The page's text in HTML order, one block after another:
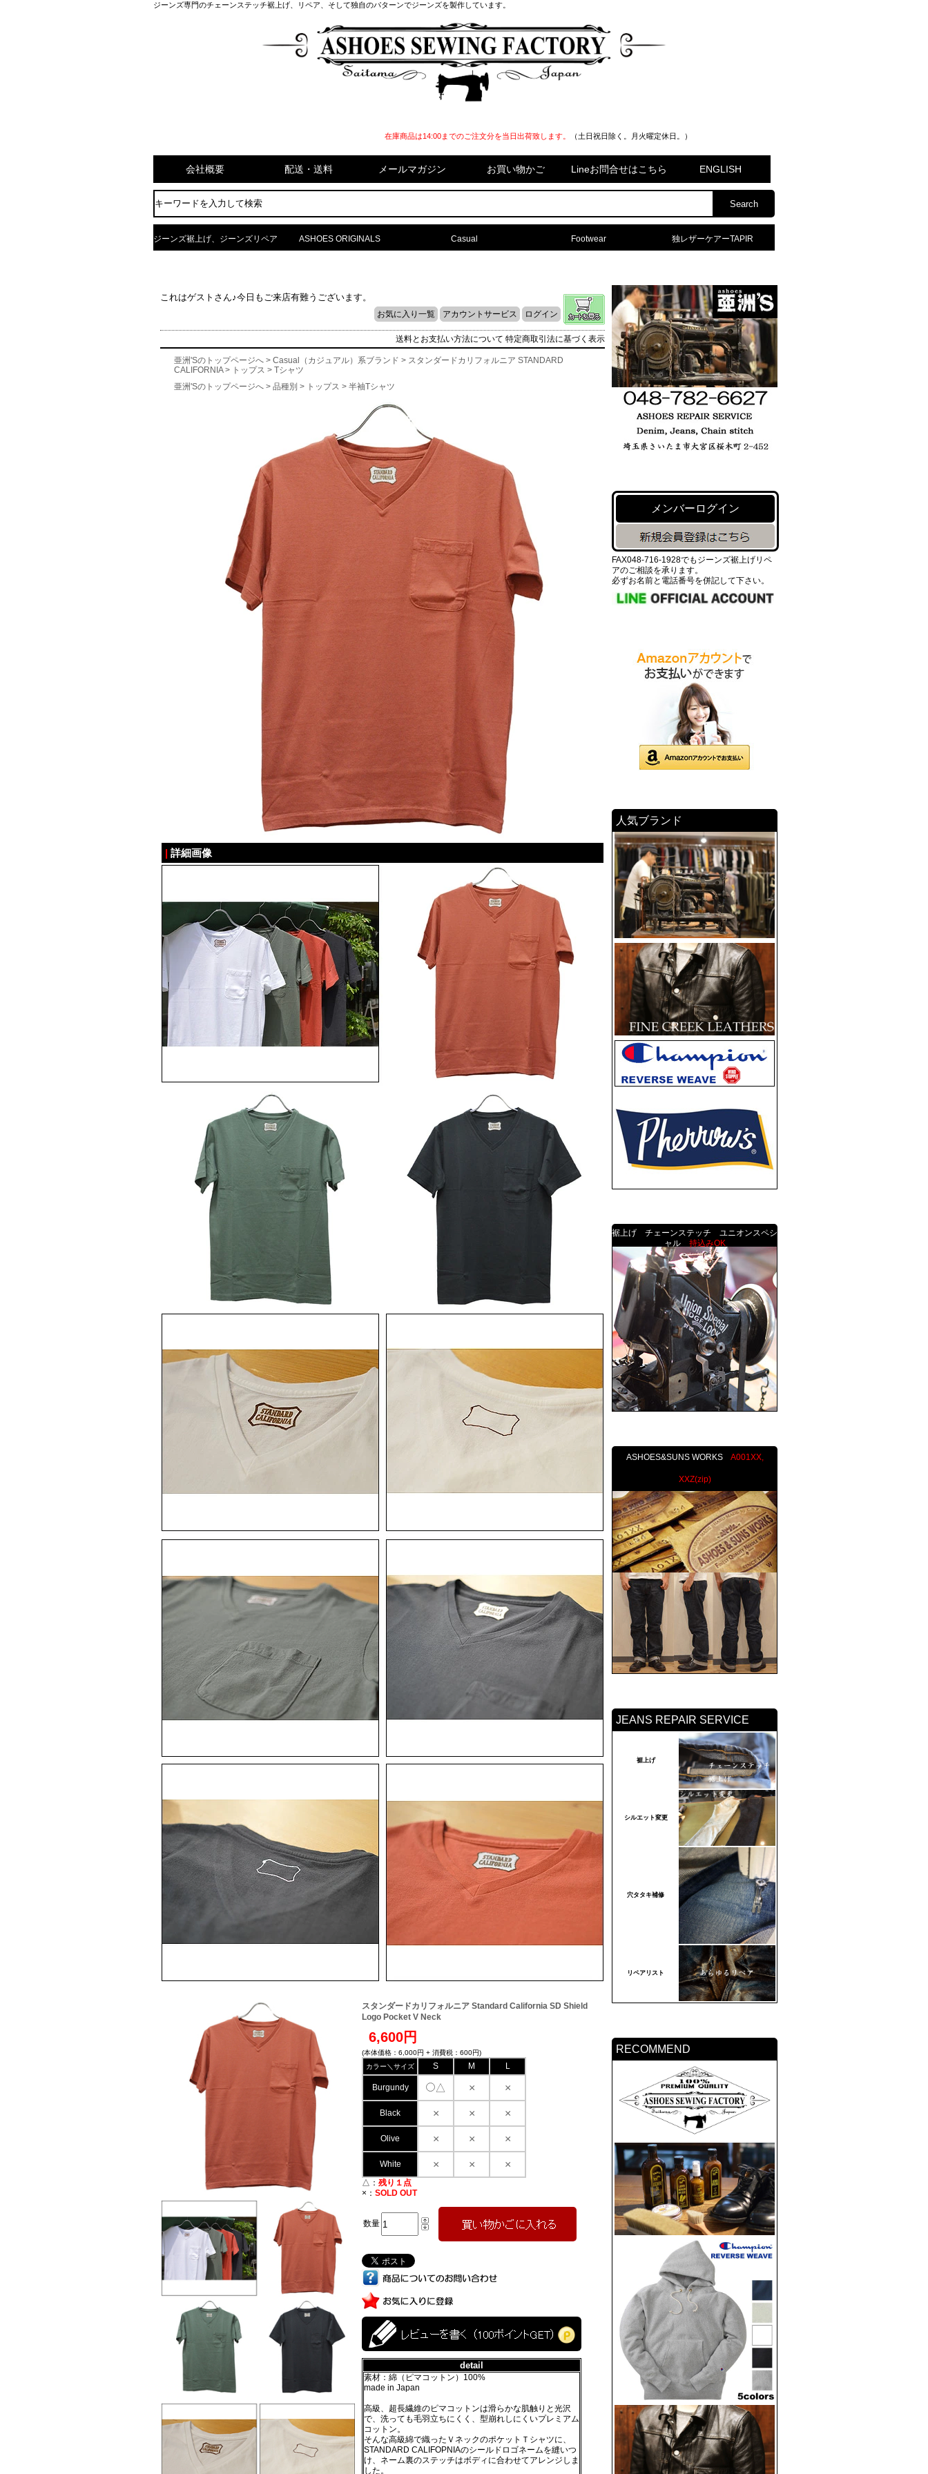
ジーンズ専門のチェーンステッチ裾上げ、リペア、そして独自のパターンでジーンズを製作しています。
在庫商品は14:00までのご注文分を当日出荷致します。 （土日祝日除く。月火曜定休日。）
会社概要 配送・送料 メールマガジン お買い物かご Lineお問合せはこちら ENGLISH
ジーンズ裾上げ、ジーンズリペア ASHOES ORIGINALS Casual Footwear 独レザーケアーTAPIR
これはゲストさん♪今日もご来店有難うございます。
お気に入り一覧 アカウントサービス ログイン
送料とお支払い方法について 特定商取引法に基づく表示
亜洲'Sのトップページへ > Casual（カジュアル）系ブランド > スタンダードカリフォルニア STANDARD
CALIFORNIA> トップス > Tシャツ
亜洲'Sのトップページへ > 品種別 > トップス > 半袖Tシャツ
| 詳細画像
スタンダードカリフォルニア Standard California SD Shield
Logo Pocket V Neck
6,600円
(本体価格：6,000円 + 消費税：600円)
カラー＼サイズ
S M L
Burgundy △ × ×
Black × × ×
Olive × × ×
White × × ×
△： 残り１点
×： SOLD OUT
数量
detail
素材：綿（ピマコットン）100%
made in Japan
高級、超長繊維のピマコットンは滑らかな肌触りと光沢
で、洗っても毛羽立ちにくく、型崩れしにくいプレミアム
コットン。
そんな高級綿で織ったＶネックのポケットＴシャツに、
STANDARD CALIFOPNIAのシールドロゴネームを縫いつ
け、ネーム裏のステッチはボディに合わせてアレンジしま
した。
メンバーログイン
FAX048-716-1928でもジーンズ裾上げリペ
アのご相談を承ります。
必ずお名前と電話番号を併記して下さい。
人気ブランド
裾上げ チェーンステッチ ユニオンスペシ
ャル 持込みOK
ASHOES&SUNS WORKS A001XX,
XXZ(zip)
JEANS REPAIR SERVICE
裾上げ
シルエット変更
穴タタキ補修
リペアリスト
RECOMMEND